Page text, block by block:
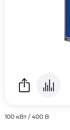
100 кВт / 400 В